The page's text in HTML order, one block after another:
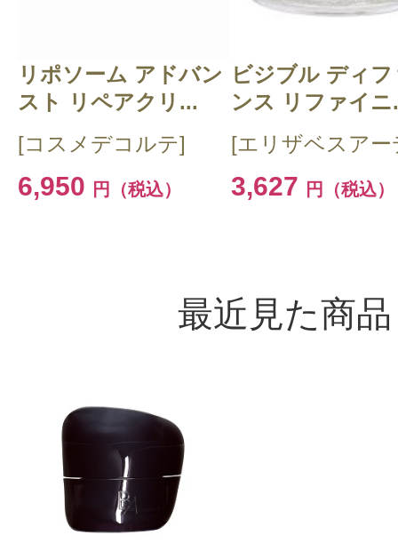
リポソーム アドバン
スト リペアクリ...
[コスメデコルテ]
6,950 円（税込）
ビジブル ディ
ンス リファイニ
[エリザベスアー
3,627 円（税込）
最近見た商品